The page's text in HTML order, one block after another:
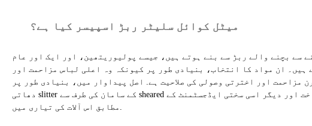
میٹل کوائل سلیٹر ربڑ اسپیسر کیا ہے؟
سے بچنے والے ربڑ سے بنے ہوتے ہیں، جیسے پولیوریتھین، اور ایک اور عام
ہیں۔ ان مواد کا انتخاب، بنیادی طور پر کیونکہ وہ اعلی لباس مزاحمت اور
مزاحمت اور اخترتی وصولی کی صلاحیت ہے. اصل پیداوار میں، بنیادی طور پر
دھاتی slitter کے سامان کی طرف سے sheared مختلف مواد کے مطابق، قینچ پلیٹ کی موٹائی، ساخت اور دیگر اسی سختی ایڈجسٹمنٹ کے